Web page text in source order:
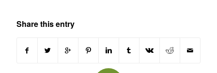
Share this entry